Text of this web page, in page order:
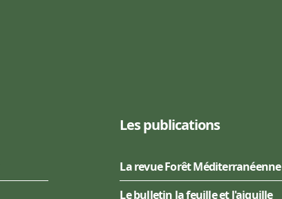
Les publications
La revue Forêt Méditerranéenne
Le bulletin la feuille et l'aiguille